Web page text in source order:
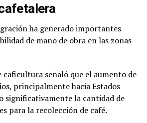
ha generado importantes
de mano de obra en las zonas
caficultura señaló que el aumento de
principalmente hacia Estados
significativamente la cantidad de
para la recolección de café.